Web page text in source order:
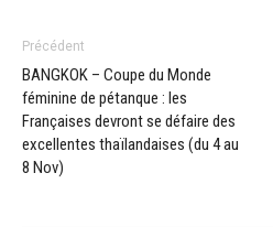
Précédent
BANGKOK – Coupe du Monde
féminine de pétanque : les
Françaises devront se défaire des
excellentes thaïlandaises (du 4 au
8 Nov)